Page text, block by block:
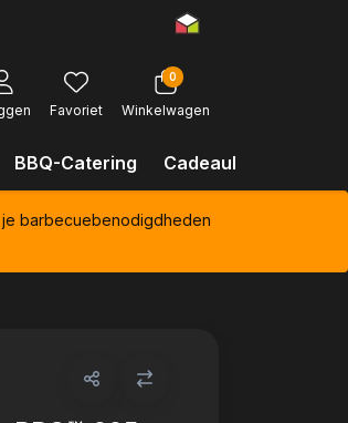
Favoriet
0
Winkelwagen
BBQ-Catering Cadeaubonnen
je barbecuebenodigdheden